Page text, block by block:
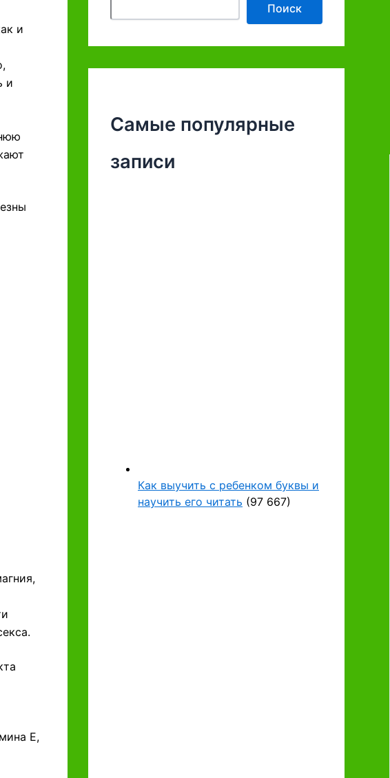
и
и
Е,
Поиск
Самые популярные
записи
Как выучить с ребенком буквы и
научить его читать (97 667)